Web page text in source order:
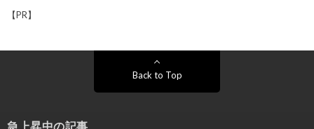
【PR】
Back to Top
急上昇中の記事